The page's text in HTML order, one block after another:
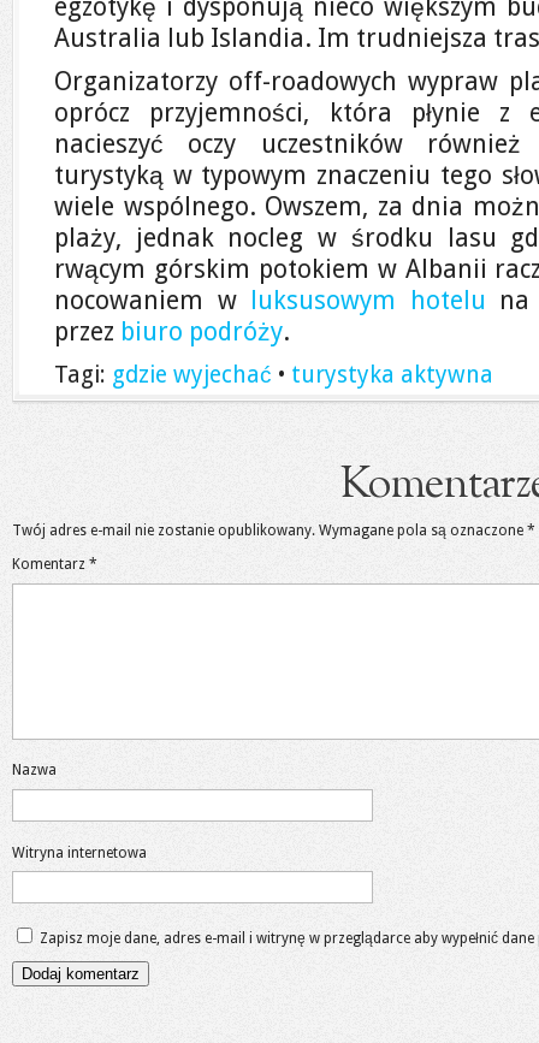
egzotykę i dysponują nieco większym
Australia lub Islandia. Im trudniejsza
Organizatorzy off-roadowych wypraw
oprócz przyjemności, która płynie z
nacieszyć oczy uczestników
turystyką w typowym znaczeniu tego
wiele wspólnego. Owszem, za dnia
plaży, jednak nocleg w środku lasu
rwącym górskim potokiem w Albanii
nocowaniem w luksusowym hotelu na
przez biuro podróży.
Tagi: gdzie wyjechać • turystyka aktywna
Twój adres e-mail nie zostanie opublikowany. Wymagane pola są oznaczone *
Komentarz *
Nazwa
Witryna internetowa
Zapisz moje dane, adres e-mail i witrynę w przeglądarce aby wypełnić